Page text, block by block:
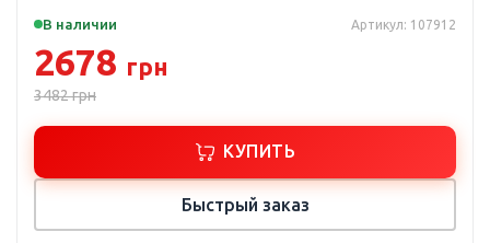
В наличии Артикул: 107912
2678 грн
3482грн
КУПИТЬ
Быстрый заказ